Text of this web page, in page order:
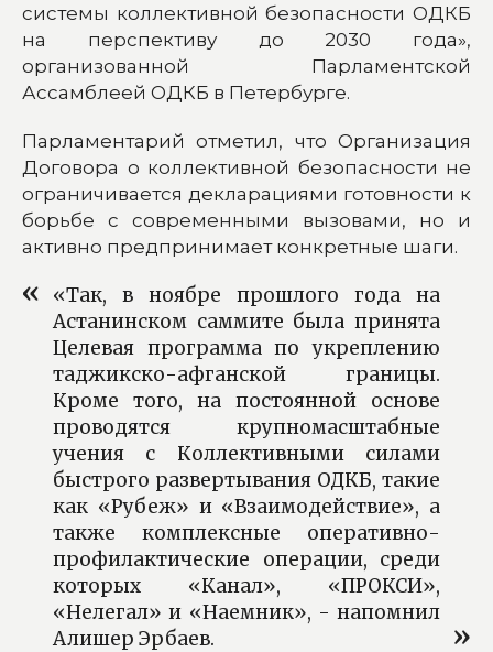
системы коллективной безопасности ОДКБ
на перспективу до 2030 года»,
организованной Парламентской
Ассамблеей ОДКБ в Петербурге.
Парламентарий отметил, что Организация
Договора о коллективной безопасности не
ограничивается декларациями готовности к
борьбе с современными вызовами, но и
активно предпринимает конкретные шаги.
«Так, в ноябре прошлого года на
Астанинском саммите была принята
Целевая программа по укреплению
таджикско-афганской границы.
Кроме того, на постоянной основе
проводятся крупномасштабные
учения с Коллективными силами
быстрого развертывания ОДКБ, такие
как «Рубеж» и «Взаимодействие», а
также комплексные оперативно-
профилактические операции, среди
которых «Канал», «ПРОКСИ»,
«Нелегал» и «Наемник», - напомнил
Алишер Эрбаев.